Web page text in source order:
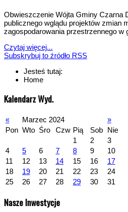
Obwieszczenie Wójta Gminy Czarna
publicznego wglądu projektów zmian
zagospodarowania przestrzennego w
Czytaj więcej...
Subskrybuj to źródło RSS
Jesteś tutaj:
Home
Kalendarz Wyd.
« Marzec 2024
»
Pon Wto Śro Czw Pią Sob Nie
1
2
3
4
5 6 7 8 9
10
11
12 13 14 15 16
17
18
19 20 21 22 23
24
25
26 27 28 29 30 31
Nasze Inwestycje